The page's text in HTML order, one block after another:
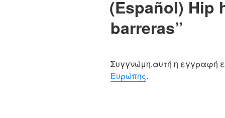
(Español) Hip
barreras”
Συγγνώμη,αυτή η εγγραφή
Ευρώπης.